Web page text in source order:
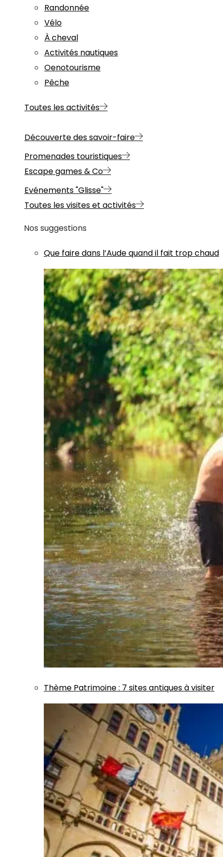
Randonnée
Vélo
À cheval
Activités nautiques
Oenotourisme
Pêche
Toutes les activités
Découverte des savoir-faire
Promenades touristiques
Escape games & Co
Evénements "Glisse"
Toutes les visites et activités
Nos suggestions
Que faire dans l’Aude quand il fait trop chaud
Thème Patrimoine: 7 sites antiques à visiter